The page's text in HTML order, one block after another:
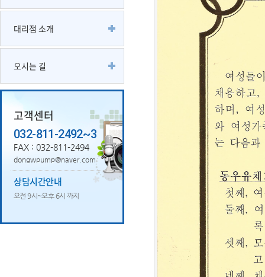
대리점 소개
오시는 길
고객센터
032-811-2492~3
FAX : 032-811-2494
dongwpump@naver.com
상담시간안내
오전 9시~오후 6시 까지